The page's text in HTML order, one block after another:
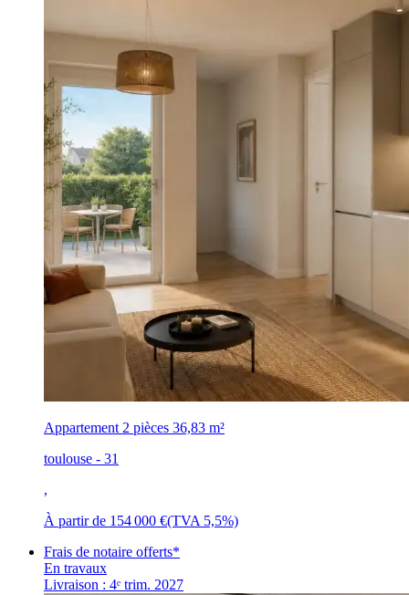
Appartement 2 pièces 36,83 m²
toulouse - 31
,
À partir de 154 000 €(TVA 5,5%)
Frais de notaire offerts*
En travaux
Livraison : 4ᵉ trim. 2027